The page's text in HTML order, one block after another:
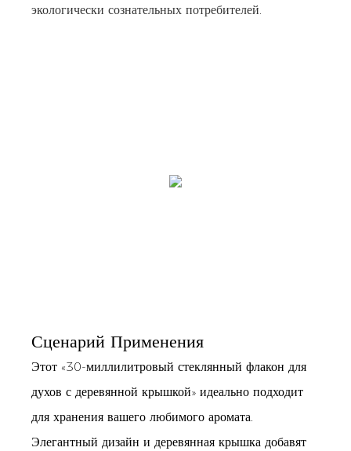
экологически сознательных потребителей.
Сценарий Применения
Этот «30-миллилитровый стеклянный флакон для
духов с деревянной крышкой» идеально подходит
для хранения вашего любимого аромата.
Элегантный дизайн и деревянная крышка добавят